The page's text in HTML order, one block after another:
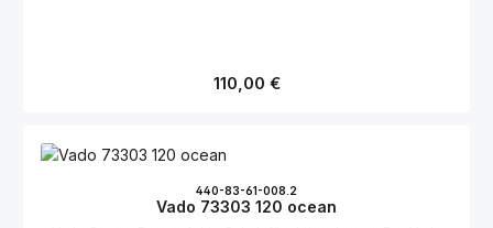
Regulärer Preis:
110,00 €
440-83-61-008.2
Vado 73303 120 ocean